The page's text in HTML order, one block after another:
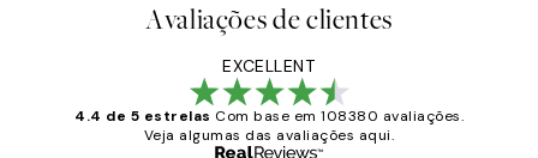
Avaliações de clientes
EXCELLENT
4.4 de 5 estrelas Com base em 108380 avaliações.
Veja algumas das avaliações aqui.